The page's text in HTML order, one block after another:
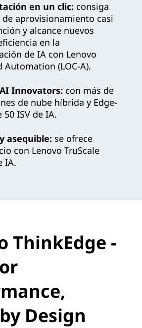
en un clic: consiga
aprovisionamiento casi
y alcance nuevos
en la
de IA con Lenovo
Automation (LOC-A).
Innovators: con más de
de nube híbrida y Edge-
50 ISV de IA.
asequible: se ofrece
con Lenovo TruScale
IA.
ThinkEdge -
Design